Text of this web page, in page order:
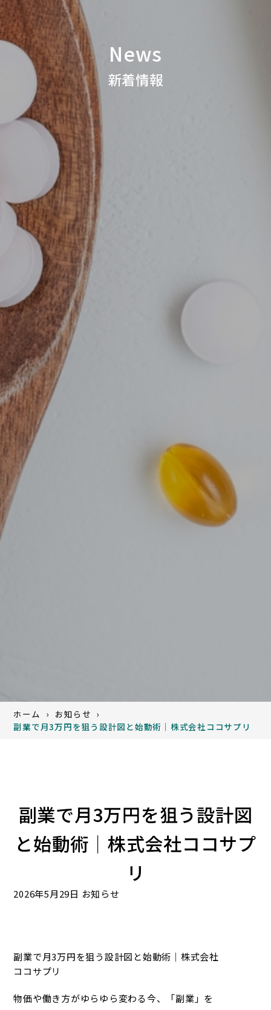
News
新着情報
ホーム
お知らせ
副業で月3万円を狙う設計図と始動術｜株式会社ココサプリ
副業で月3万円を狙う設計図
と始動術｜株式会社ココサプ
リ
2026年5月29日 お知らせ
副業で月3万円を狙う設計図と始動術｜株式会社
ココサプリ
物価や働き方がゆらゆら変わる今、「副業」を